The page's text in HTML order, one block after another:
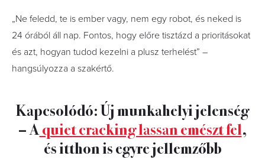
„Ne feledd, te is ember vagy, nem egy robot, és neked is
24 órából áll nap. Fontos, hogy előre tisztázd a prioritásokat
és azt, hogyan tudod kezelni a plusz terhelést” –
hangsúlyozza a szakértő.
Kapcsolódó: Új munkahelyi jelenség
– Aquiet cracking lassan emészt fel,
és itthon is egyre jellemzőbb